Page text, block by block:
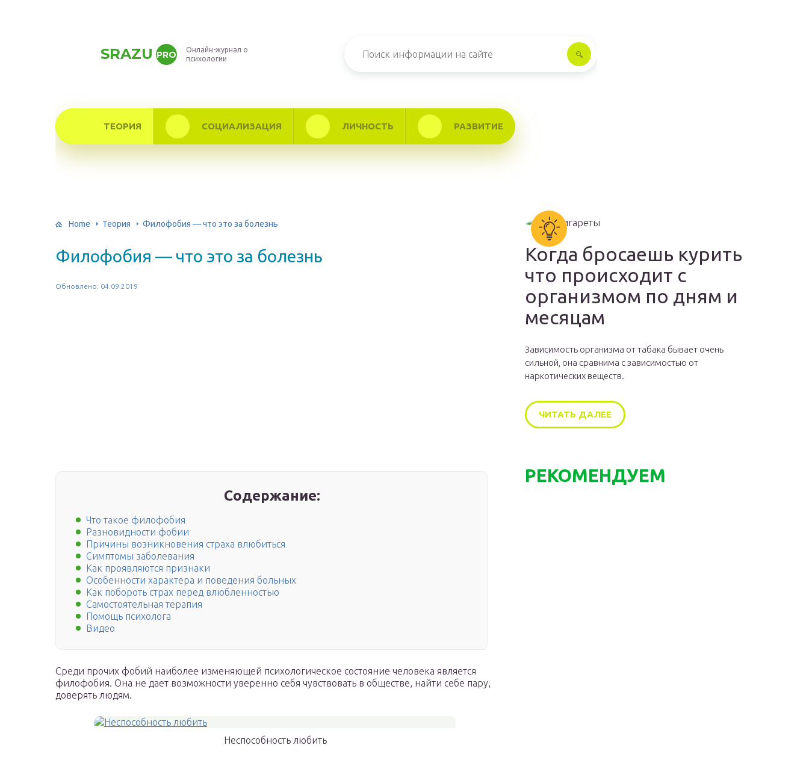
SRAZU PRO
Онлайн-журнал о
психологии
ТЕОРИЯ СОЦИАЛИЗАЦИЯ ЛИЧНОСТЬ РАЗВИТИЕ
Home Теория Филофобия — что это за болезнь
Филофобия — что это за болезнь
Обновлено: 04.09.2019
Содержание:
Что такое филофобия
Разновидности фобии
Причины возникновения страха влюбиться
Симптомы заболевания
Как проявляются признаки
Особенности характера и поведения больных
Как побороть страх перед влюбленностью
Самостоятельная терапия
Помощь психолога
Видео
Среди прочих фобий наиболее изменяющей психологическое состояние человека является
филофобия. Она не дает возможности уверенно себя чувствовать в обществе, найти себе пару,
доверять людям.
Неспособность любить
Когда бросаешь курить
что происходит с
организмом по дням и
месяцам
Зависимость организма от табака бывает очень
сильной, она сравнима с зависимостью от
наркотических веществ.
ЧИТАТЬ ДАЛЕЕ
РЕКОМЕНДУЕМ